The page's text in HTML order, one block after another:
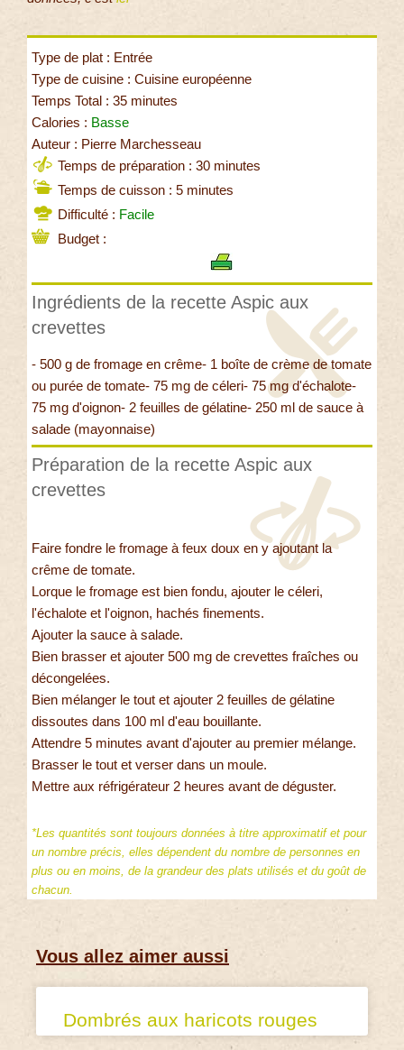
Type de plat : Entrée
Type de cuisine : Cuisine européenne
Temps Total : 35 minutes
Calories : Basse
Auteur : Pierre Marchesseau
Temps de préparation : 30 minutes
Temps de cuisson : 5 minutes
Difficulté : Facile
Budget :
Ingrédients de la recette Aspic aux
crevettes
- 500 g de fromage en crême- 1 boîte de crème de tomate
ou purée de tomate- 75 mg de céleri- 75 mg d'échalote-
75 mg d'oignon- 2 feuilles de gélatine- 250 ml de sauce à
salade (mayonnaise)
Préparation de la recette Aspic aux
crevettes
Faire fondre le fromage à feux doux en y ajoutant la
crême de tomate.
Lorque le fromage est bien fondu, ajouter le céleri,
l'échalote et l'oignon, hachés finements.
Ajouter la sauce à salade.
Bien brasser et ajouter 500 mg de crevettes fraîches ou
décongelées.
Bien mélanger le tout et ajouter 2 feuilles de gélatine
dissoutes dans 100 ml d'eau bouillante.
Attendre 5 minutes avant d'ajouter au premier mélange.
Brasser le tout et verser dans un moule.
Mettre aux réfrigérateur 2 heures avant de déguster.
*Les quantités sont toujours données à titre approximatif et pour
un nombre précis, elles dépendent du nombre de personnes en
plus ou en moins, de la grandeur des plats utilisés et du goût de
chacun.
Vous allez aimer aussi
Dombrés aux haricots rouges